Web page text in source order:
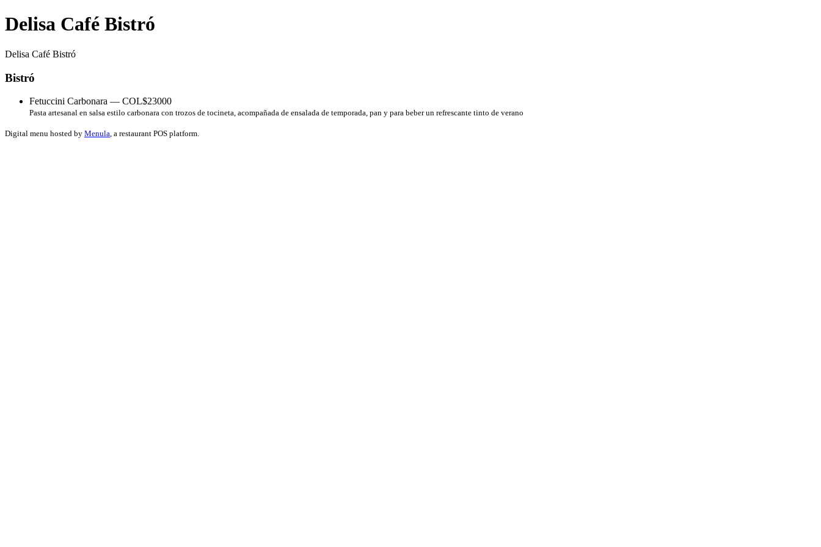
Delisa Café Bistró
Delisa Café Bistró
Bistró
Fetuccini Carbonara — COL$23000
Pasta artesanal en salsa estilo carbonara con trozos de tocineta, acompañada de ensalada de temporada, pan y para beber un refrescante tinto de verano
Digital menu hosted by Menula, a restaurant POS platform.